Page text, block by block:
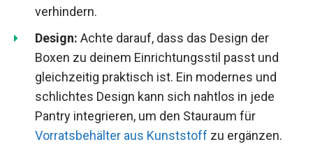
verhindern.
Design: Achte darauf, dass das Design der
Boxen zu deinem Einrichtungsstil passt und
gleichzeitig praktisch ist. Ein modernes und
schlichtes Design kann sich nahtlos in jede
Pantry integrieren, um den Stauraum für
Vorratsbehälter aus Kunststoff zu ergänzen.